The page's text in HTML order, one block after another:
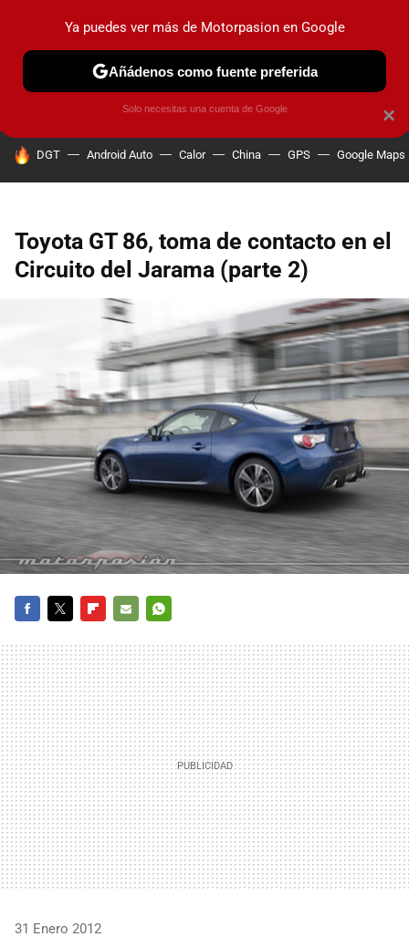
PRUEBAS COCHES ELÉCTRICOS OBSERVATORIO
HOY SE HABLA DE
DGT Android Auto Calor China GPS Google Maps
Toyota GT 86, toma de contacto en el
Circuito del Jarama (parte 2)
MAIL
31 Enero 2012
×
Ya puedes ver más de Motorpasion en Google
Añádenos como fuente preferida
Solo necesitas una cuenta de Google